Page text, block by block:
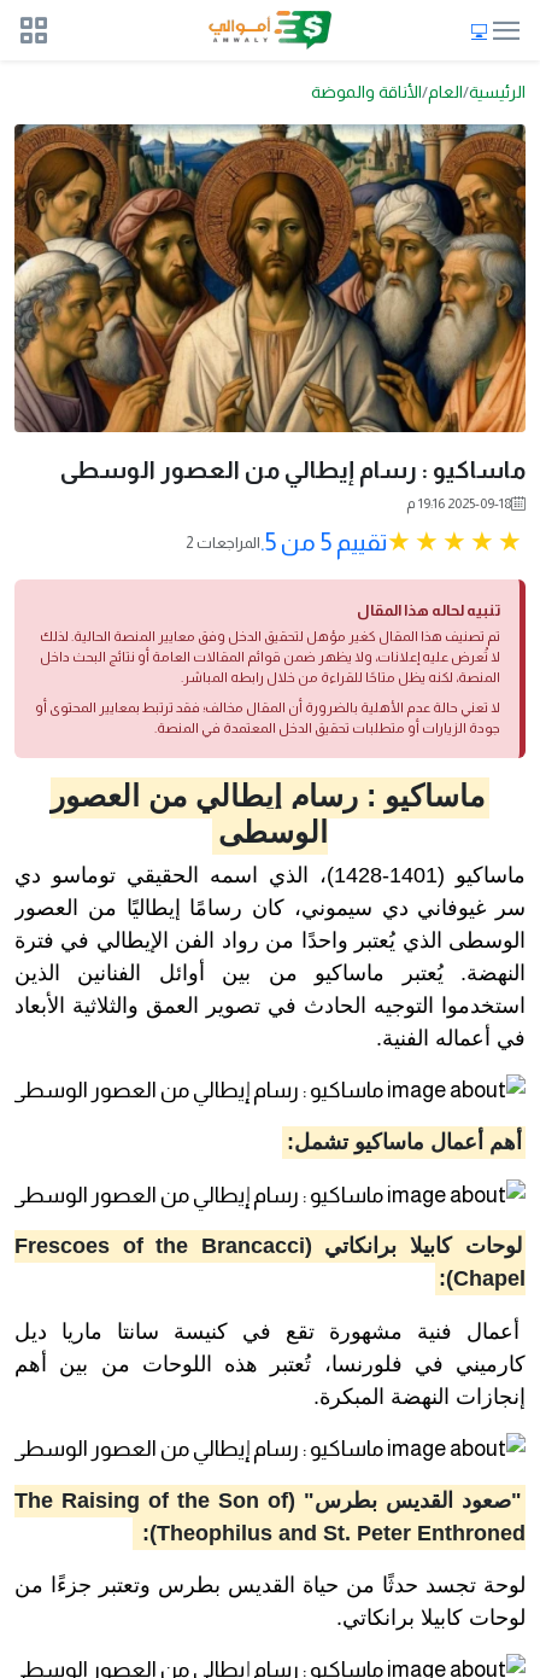
الرئيسية العام الأناقة والموضة
ماساكيو : رسام إيطالي من العصور الوسطى
2025-09-18 19:16 م
تقييم 5 من 5. 2 المراجعات
تنبيه لحاله هذا المقال
تم تصنيف هذا المقال كغير مؤهل لتحقيق الدخل وفق معايير المنصة الحالية. لذلك
لا تُعرض عليه إعلانات، ولا يظهر ضمن قوائم المقالات العامة أو نتائج البحث داخل
المنصة، لكنه يظل متاحًا للقراءة من خلال رابطه المباشر.
لا تعني حالة عدم الأهلية بالضرورة أن المقال مخالف؛ فقد ترتبط بمعايير المحتوى أو
جودة الزيارات أو متطلبات تحقيق الدخل المعتمدة في المنصة.
ماساكيو : رسام إيطالي من العصور
الوسطى
ماساكيو (1401-1428)، الذي اسمه الحقيقي توماسو دي
سر غيوفاني دي سيموني، كان رسامًا إيطاليًا من العصور
الوسطى الذي يُعتبر واحدًا من رواد الفن الإيطالي في فترة
النهضة. يُعتبر ماساكيو من بين أوائل الفنانين الذين
استخدموا التوجيه الحادث في تصوير العمق والثلاثية الأبعاد
في أعماله الفنية.
أهم أعمال ماساكيو تشمل:
لوحات كابيلا برانكاتي (Frescoes of the Brancacci
Chapel):
أعمال فنية مشهورة تقع في كنيسة سانتا ماريا ديل
كارميني في فلورنسا، تُعتبر هذه اللوحات من بين أهم
إنجازات النهضة المبكرة.
"صعود القديس بطرس" (The Raising of the Son of
Theophilus and St. Peter Enthroned):
لوحة تجسد حدثًا من حياة القديس بطرس وتعتبر جزءًا من
لوحات كابيلا برانكاتي.